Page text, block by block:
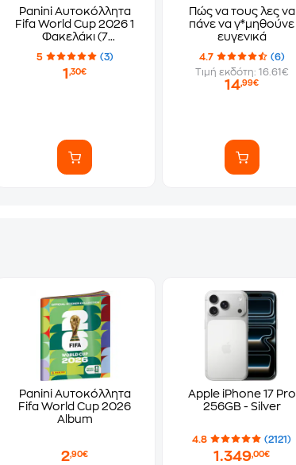
Panini Αυτοκόλλητα
Fifa World Cup 2026 1
Φακελάκι (7
Αυτοκόλλητα)
5 (3)
1,30€
Πώς να τους λες να
πάνε να γ*μηθούνε
ευγενικά
4.7
(6)
Τιμή εκδότη: 16.61€
14,99€
Panini Αυτοκόλλητα
Fifa World Cup 2026
Album
2,90€
Apple iPhone 17 Pro
256GB - Silver
4.8 (2121)
1.349,00€